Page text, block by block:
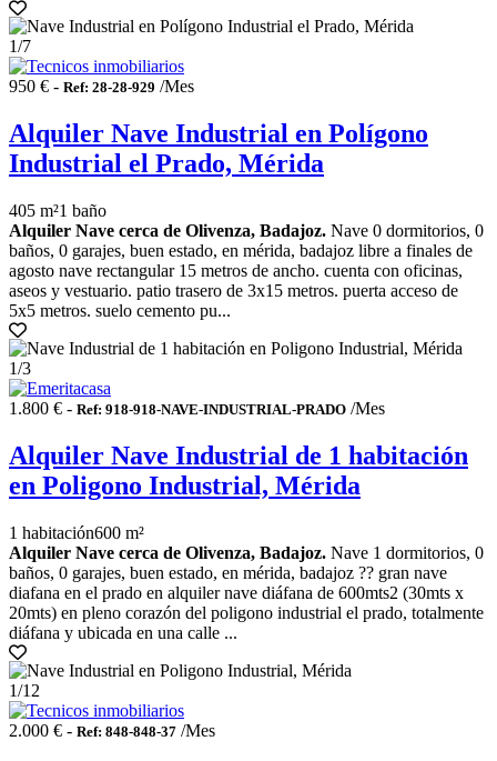
1/7
950 € - Ref: 28-28-929 /Mes
Alquiler Nave Industrial en Polígono
Industrial el Prado, Mérida
405 m²1 baño
Alquiler Nave cerca de Olivenza, Badajoz. Nave 0 dormitorios, 0
baños, 0 garajes, buen estado, en mérida, badajoz libre a finales de
agosto nave rectangular 15 metros de ancho. cuenta con oficinas,
aseos y vestuario. patio trasero de 3x15 metros. puerta acceso de
5x5 metros. suelo cemento pu...
1/3
1.800 € - Ref: 918-918-NAVE-INDUSTRIAL-PRADO /Mes
Alquiler Nave Industrial de 1 habitación
en Poligono Industrial, Mérida
1 habitación600 m²
Alquiler Nave cerca de Olivenza, Badajoz. Nave 1 dormitorios, 0
baños, 0 garajes, buen estado, en mérida, badajoz ?? gran nave
diafana en el prado en alquiler nave diáfana de 600mts2 (30mts x
20mts) en pleno corazón del poligono industrial el prado, totalmente
diáfana y ubicada en una calle ...
1/12
2.000 € - Ref: 848-848-37 /Mes